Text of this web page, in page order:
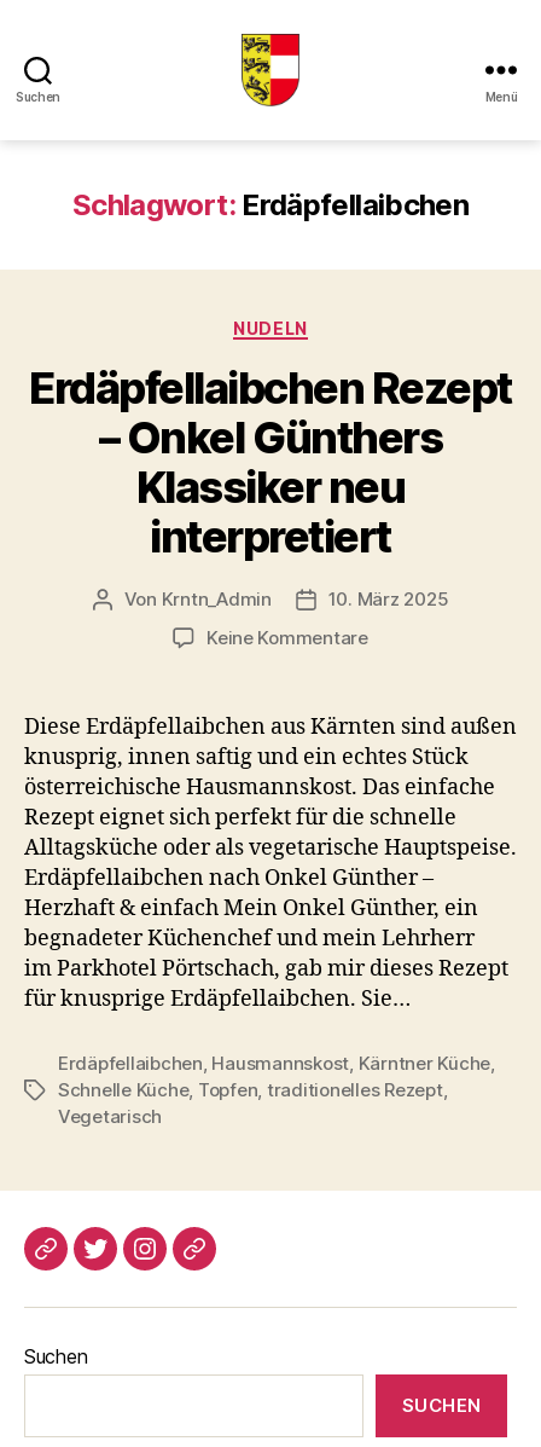
Suchen
Kueche
Menü
Schlagwort: Erdäpfellaibchen
Kategorien
NUDELN
Erdäpfellaibchen Rezept
– Onkel Günthers
Klassiker neu
interpretiert
Beitragsautor
Von Krntn_Admin Veröffentlichungsdatum
10. März 2025
Keine Kommentarezu
–
Onkel
Günthers
Klassiker
neu
interpretiert
Diese Erdäpfellaibchen aus Kärnten sind außen
knusprig, innen saftig und ein echtes Stück
österreichische Hausmannskost. Das einfache
Rezept eignet sich perfekt für die schnelle
Alltagsküche oder als vegetarische Hauptspeise.
Erdäpfellaibchen nach Onkel Günther –
Herzhaft & einfach Mein Onkel Günther, ein
begnadeter Küchenchef und mein Lehrherr
im Parkhotel Pörtschach, gab mir dieses Rezept
für knusprige Erdäpfellaibchen. Sie…
Schlagwörter
Erdäpfellaibchen, Hausmannskost, Kärntner Küche,
Schnelle Küche, Topfen, traditionelles Rezept,
Vegetarisch
blogspotTwitterInstagramPinterest
Suchen
SUCHEN